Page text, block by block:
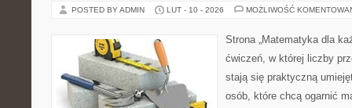
POSTED BY ADMIN LUT - 10 - 2026 MOŻLIWOŚĆ
Strona „Matematyka dla
ćwiczeń, w której liczby
stają się praktyczną
osób, które chcą ogarnić